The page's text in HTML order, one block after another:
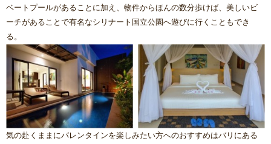
ベートプールがあることに加え、物件からほんの数分歩けば、美しいビ
ーチがあることで有名なシリナート国立公園へ遊びに行くこともでき
る。
気の赴くままにバレンタインを楽しみたい方へのおすすめはバリにある